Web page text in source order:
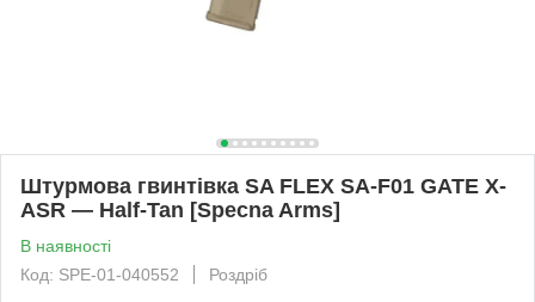
Штурмова гвинтівка SA FLEX SA-F01 GATE X-
ASR — Half-Tan [Specna Arms]
В наявності
Код: SPE-01-040552
Роздріб